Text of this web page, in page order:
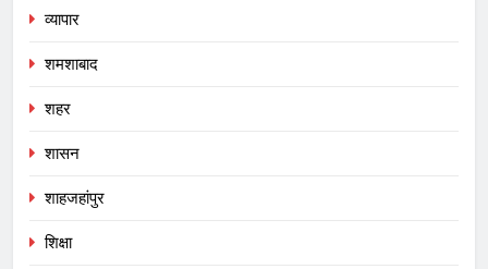
व्यापार
शमशाबाद
शहर
शासन
शाहजहांपुर
शिक्षा